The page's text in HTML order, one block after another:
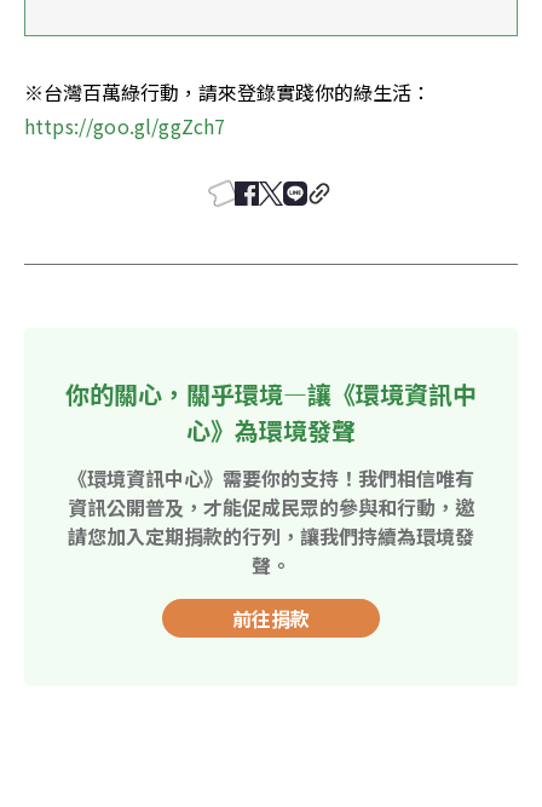
※台灣百萬綠行動，請來登錄實踐你的綠生活：
https://goo.gl/ggZch7
你的關心，關乎環境—讓《環境資訊中
心》為環境發聲
《環境資訊中心》需要你的支持！我們相信唯有
資訊公開普及，才能促成民眾的參與和行動，邀
請您加入定期捐款的行列，讓我們持續為環境發
聲。
前往捐款